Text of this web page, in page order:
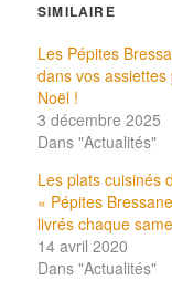
SIMILAIRE
Les Pépites
dans vos assiettes
Noël !
3 décembre 2025
Dans "Actualités"
Les plats cuisinés
« Pépites
livrés chaque
14 avril 2020
Dans "Actualités"